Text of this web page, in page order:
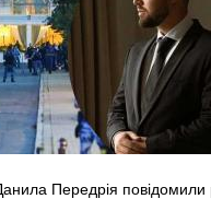
Передрія повідомили